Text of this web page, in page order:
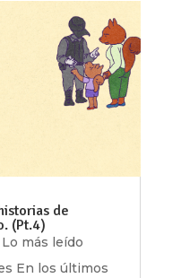
de
(Pt.4)
Lo más leído
En los últimos